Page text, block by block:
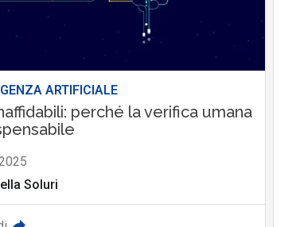
ARTIFICIALE
perché la verifica umana
Soluri